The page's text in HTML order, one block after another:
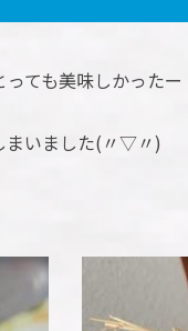
ても美味しかったー
まいました(〃▽〃)